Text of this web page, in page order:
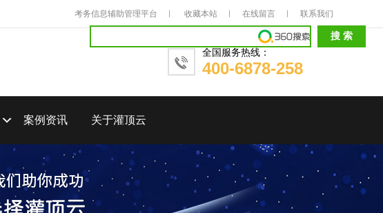
考务信息辅助管理平台 收藏本站 在线留言 联系我们
全国服务热线：
400-6878-258
案例资讯 关于灌顶云